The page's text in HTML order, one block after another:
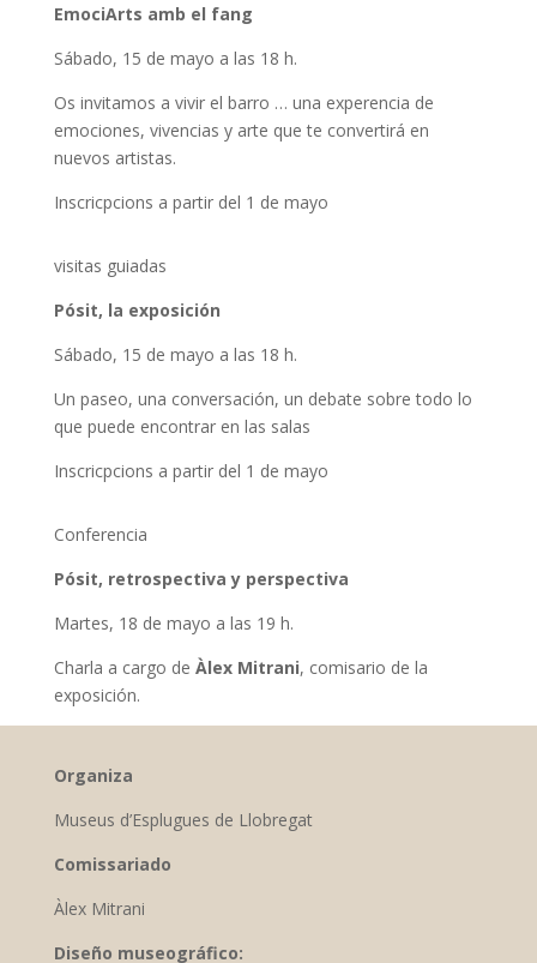
EmociArts amb el fang
Sábado, 15 de mayo a las 18 h.
Os invitamos a vivir el barro … una experencia de
emociones, vivencias y arte que te convertirá en
nuevos artistas.
Inscricpcions a partir del 1 de mayo
visitas guiadas
Pósit, la exposición
Sábado, 15 de mayo a las 18 h.
Un paseo, una conversación, un debate sobre todo lo
que puede encontrar en las salas
Inscricpcions a partir del 1 de mayo
Conferencia
Pósit, retrospectiva y perspectiva
Martes, 18 de mayo a las 19 h.
Charla a cargo de Àlex Mitrani, comisario de la
exposición.
Organiza
Museus d’Esplugues de Llobregat
Comissariado
Àlex Mitrani
Diseño museográfico: